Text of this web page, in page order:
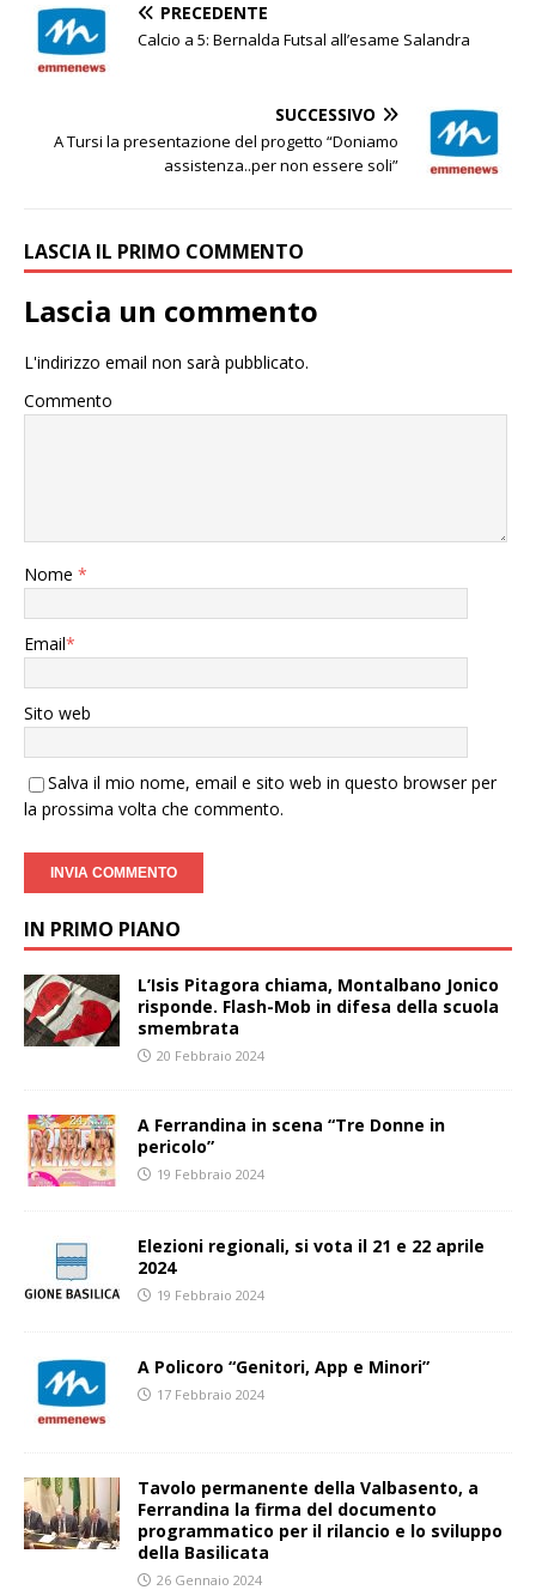
PRECEDENTE
Calcio a 5: Bernalda Futsal all’esame Salandra
SUCCESSIVO
A Tursi la presentazione del progetto “Doniamo
assistenza..per non essere soli”
LASCIA IL PRIMO COMMENTO
Lascia un commento
L'indirizzo email non sarà pubblicato.
Commento
Nome *
Email*
Sito web
Salva il mio nome, email e sito web in questo browser per
la prossima volta che commento.
IN PRIMO PIANO
L’Isis Pitagora chiama, Montalbano Jonico
risponde. Flash-Mob in difesa della scuola
smembrata
20 Febbraio 2024
A Ferrandina in scena “Tre Donne in
pericolo”
19 Febbraio 2024
Elezioni regionali, si vota il 21 e 22 aprile
2024
19 Febbraio 2024
A Policoro “Genitori, App e Minori”
17 Febbraio 2024
Tavolo permanente della Valbasento, a
Ferrandina la firma del documento
programmatico per il rilancio e lo sviluppo
della Basilicata
26 Gennaio 2024